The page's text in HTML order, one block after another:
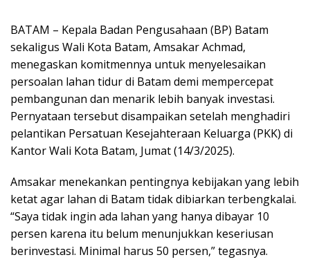
BATAM – Kepala Badan Pengusahaan (BP) Batam
sekaligus Wali Kota Batam, Amsakar Achmad,
menegaskan komitmennya untuk menyelesaikan
persoalan lahan tidur di Batam demi mempercepat
pembangunan dan menarik lebih banyak investasi.
Pernyataan tersebut disampaikan setelah menghadiri
pelantikan Persatuan Kesejahteraan Keluarga (PKK) di
Kantor Wali Kota Batam, Jumat (14/3/2025).
Amsakar menekankan pentingnya kebijakan yang lebih
ketat agar lahan di Batam tidak dibiarkan terbengkalai.
“Saya tidak ingin ada lahan yang hanya dibayar 10
persen karena itu belum menunjukkan keseriusan
berinvestasi. Minimal harus 50 persen,” tegasnya.